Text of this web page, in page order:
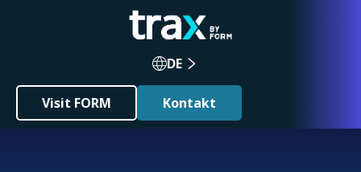
DE
Visit FORM Kontakt